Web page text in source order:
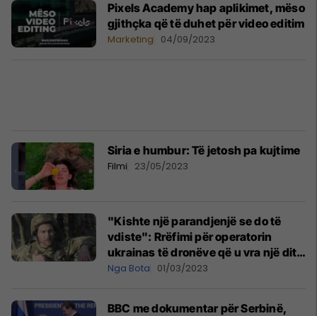
Pixels Academy hap aplikimet, mëso
gjithçka që të duhet për video editim
Marketing 04/09/2023
Siria e humbur: Të jetosh pa kujtime
Filmi 23/05/2023
"Kishte një parandjenjë se do të
vdiste": Rrëfimi për operatorin
ukrainas të dronëve që u vra një ditë
para transmetimit të një
Nga Bota 01/03/2023
BBC me dokumentar për Serbinë,